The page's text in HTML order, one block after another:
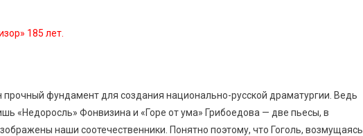
185 лет.
фундамент для создания национально-русской драматургии. Ведь
«Недоросль» Фонвизина и «Горе от ума» Грибоедова — две пьесы, в
наши соотечественники. Понятно поэтому, что Гоголь, возмущаясь